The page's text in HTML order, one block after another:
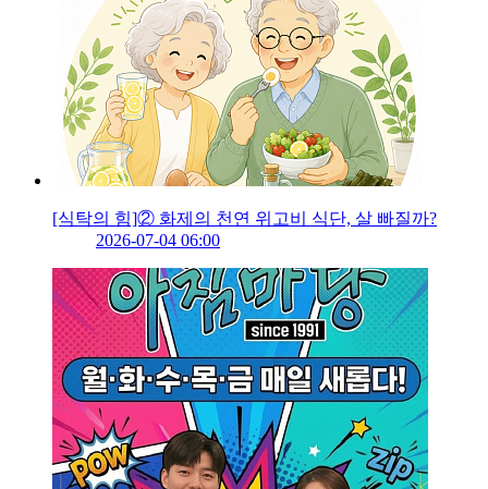
[식탁의 힘]② 화제의 천연 위고비 식단, 살 빠질까?
2026-07-04 06:00